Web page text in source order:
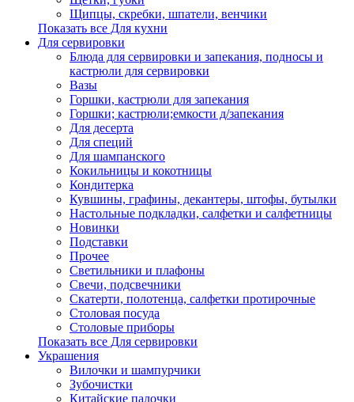
Щипцы, скребки, шпатели, венчики
Показать все Для кухни
Для сервировки
Блюда для сервировки и запекания, подносы и
кастрюли для сервировки
Вазы
Горшки, кастрюли для запекания
Горшки; кастрюли;емкости д/запекания
Для десерта
Для специй
Для шампанского
Кокильницы и кокотницы
Кондитерка
Кувшины, графины, декантеры, штофы, бутылки
Настольные подкладки, салфетки и салфетницы
Новинки
Подставки
Прочее
Светильники и плафоны
Свечи, подсвечники
Скатерти, полотенца, салфетки протирочные
Столовая посуда
Столовые приборы
Показать все Для сервировки
Украшения
Вилочки и шампурчики
Зубочистки
Китайские палочки